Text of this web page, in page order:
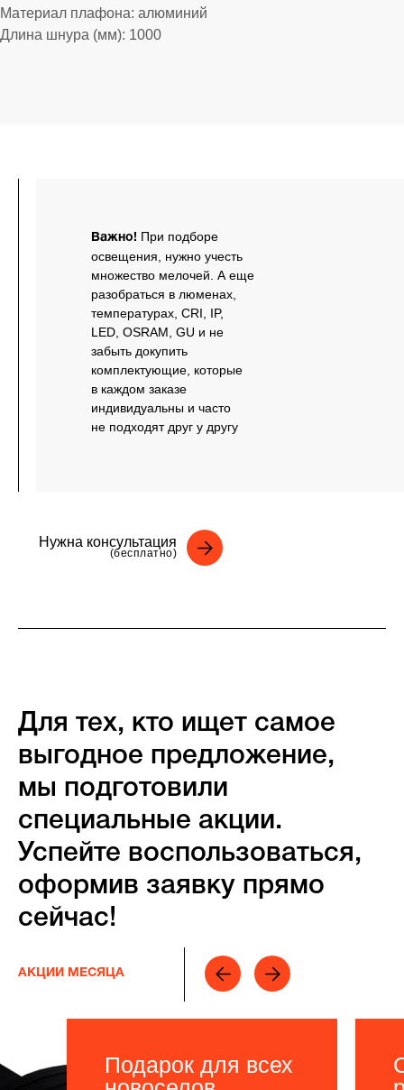
Материал плафона: алюминий
Длина шнура (мм): 1000
Нужна консультация
(бесплатно)
Важно! При подборе
освещения, нужно учесть
множество мелочей. А еще
разобраться в люменах,
температурах, CRI, IP,
LED, OSRAM, GU и не
забыть докупить
комплектующие, которые
в каждом заказе
индивидуальны и часто
не подходят друг у другу
Для тех, кто ищет самое
выгодное предложение,
мы подготовили
специальные акции.
Успейте воспользоваться,
оформив заявку прямо
сейчас!
АКЦИИ МЕСЯЦА
Подарок для всех